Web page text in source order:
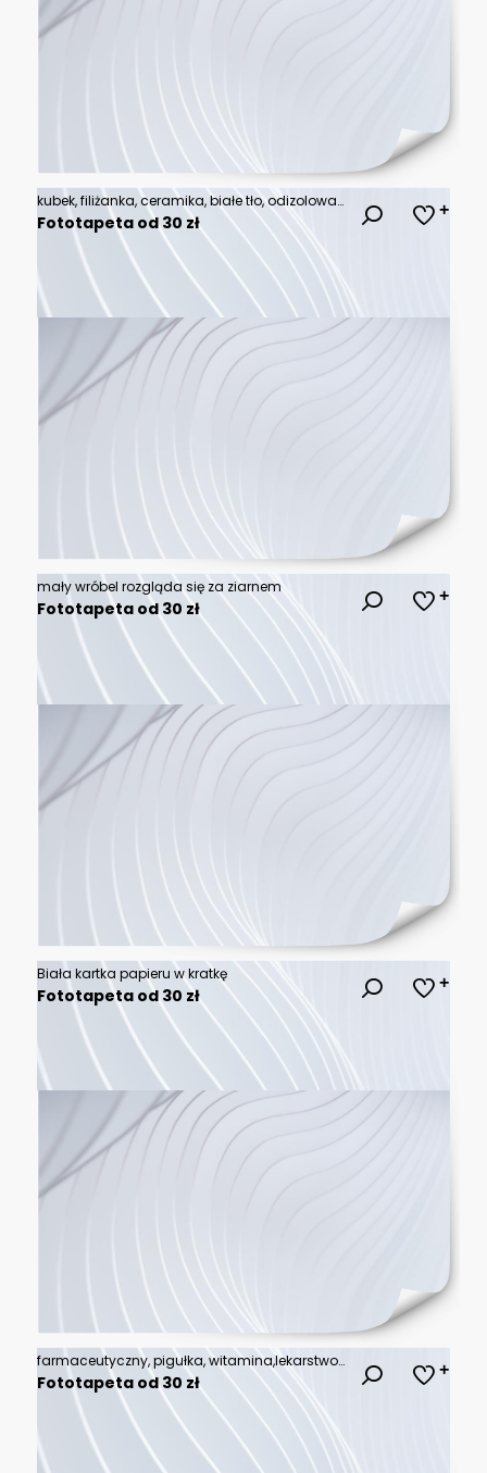
kubek, filiżanka, ceramika, białe tło, odizolowany obiekt, reklama, e-commerce, wizualizacja produktu, makieta, produkt stockowy, neutralne oświetlenie, wysokiej jakości, realistyczne cienie, refleksy
Fototapeta od 30 zł
mały wróbel rozgląda się za ziarnem
Fototapeta od 30 zł
Biała kartka papieru w kratkę
Fototapeta od 30 zł
farmaceutyczny, pigułka, witamina,lekarstwo, kapsułka, recepta, narkotyk, zdrowie, medycyna, choroba, leczenie, zdrowy, ból, opieka, odizolowany,
Fototapeta od 30 zł